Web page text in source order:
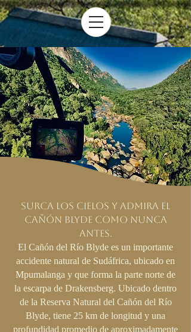
Surca los cielos y admira el
Cañón Blyde como nunca
antes.
El Cañón del Río Blyde es un importante
accidente natural de Sudáfrica, ubicado en
Mpumalanga y que forma la parte norte de
la escarpa de Drakensberg. Ubicado dentro
de la Reserva Natural del Cañón del Río
Blyde, tiene 25 km de longitud y una
profundidad promedio de aproximadamente